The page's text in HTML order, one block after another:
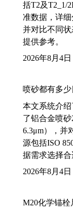
括T2及T2_1/
准数据，详细
并对比不同
提供参考。
2026年8月4日
喷砂都有多少
本文系统介
了铝合金喷
6.3μm），并
源包括ISO
据需求选择合
2026年8月4日
M20化学锚